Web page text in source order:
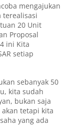
mengajukan
terealisasi
20 Unit
Proposal
ini Kita
setiap
sebanyak 50
kita sudah
bukan saja
tetapi kita
yang ada